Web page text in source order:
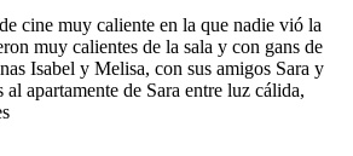
cine muy caliente en la que nadie vió la
muy calientes de la sala y con gans de
Isabel y Melisa, con sus amigos Sara y
apartamente de Sara entre luz cálida,